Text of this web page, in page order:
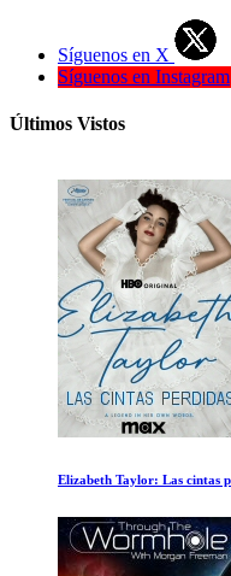
Síguenos en X
Síguenos en Instagram
Últimos Vistos
Citizenfour